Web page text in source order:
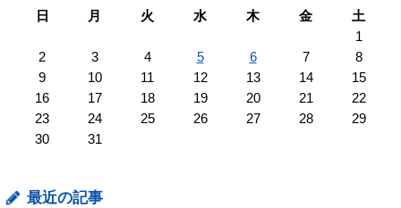
日
月 火 水 木 金
土
1
2
3 4 5 6 7
8
9
10 11 12 13 14
15
16
17 18 19 20 21
22
23
24 25 26 27 28
29
30
31
最近の記事